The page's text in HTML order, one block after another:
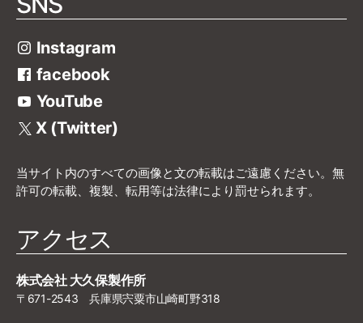
Instagram
facebook
YouTube
X (Twitter)
当サイト内のすべての画像と文の転載はご遠慮ください。無
許可の転載、複製、転用等は法律により罰せられます。
アクセス
株式会社 大久保製作所
〒671-2543 兵庫県宍粟市山崎町野318